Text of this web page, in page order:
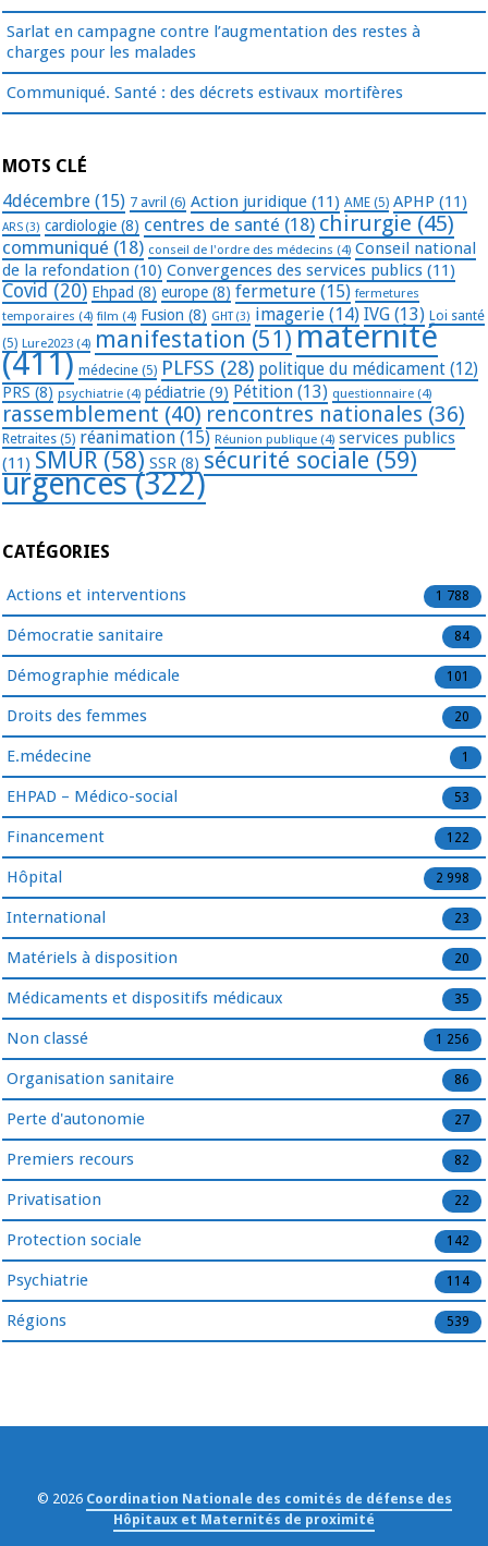
Sarlat en campagne contre l’augmentation des restes à
charges pour les malades
Communiqué. Santé : des décrets estivaux mortifères
MOTS CLÉ
4décembre (15) 7 avril (6) Action juridique (11) AME (5) APHP (11)
ARS (3) cardiologie (8) centres de santé (18) chirurgie (45)
communiqué (18) conseil de l'ordre des médecins (4) Conseil national
de la refondation (10) Convergences des services publics (11)
Covid (20) Ehpad (8) europe (8) fermeture (15) fermetures
temporaires (4) film (4) Fusion (8) GHT(3) imagerie (14) IVG (13) Loi santé
(5) Lure2023 (4) manifestation (51) maternité
(411) médecine (5) PLFSS (28) politique du médicament (12)
PRS (8) psychiatrie (4) pédiatrie (9) Pétition (13) questionnaire (4)
rassemblement (40) rencontres nationales (36)
Retraites (5) réanimation (15) Réunion publique (4) services publics
(11) SMUR (58) SSR (8) sécurité sociale (59)
urgences(322)
CATÉGORIES
Actions et interventions 1 788
Démocratie sanitaire 84
Démographie médicale 101
Droits des femmes 20
E.médecine 1
EHPAD – Médico-social 53
Financement 122
Hôpital 2 998
International 23
Matériels à disposition 20
Médicaments et dispositifs médicaux 35
Non classé 1 256
Organisation sanitaire 86
Perte d'autonomie 27
Premiers recours 82
Privatisation 22
Protection sociale 142
Psychiatrie 114
Régions 539
© 2026 Coordination Nationale des comités de défense des
Hôpitaux et Maternités de proximité